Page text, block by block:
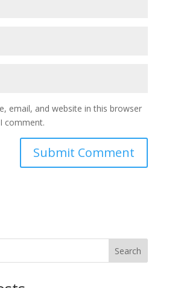
email, and website in this browser
comment.
Search